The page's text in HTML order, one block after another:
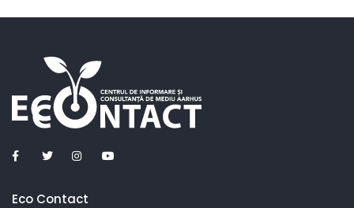
Eco Contact